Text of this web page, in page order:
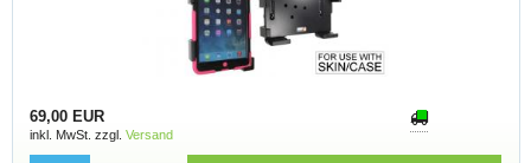
69,00 EUR
inkl. MwSt. zzgl. Versand